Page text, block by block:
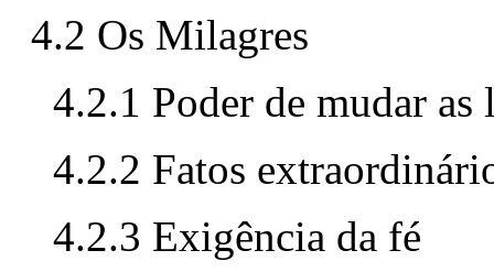
4.2 Os Milagres
4.2.1 Poder de mudar as
4.2.2 Fatos
4.2.3 Exigência da fé